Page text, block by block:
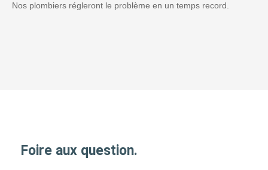
Nos plombiers régleront le problème en un temps record.
Foire aux question.